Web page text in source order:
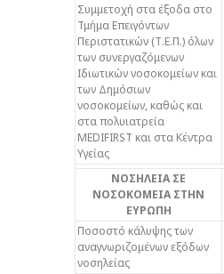
Συμμετοχή στα έξοδα στο
Τμήμα Επειγόντων
Περιστατικών (Τ.Ε.Π.) όλων
των συνεργαζόμενων
Ιδιωτικών νοσοκομείων και
των Δημόσιων
νοσοκομείων, καθώς και
στα πολυιατρεία
MEDIFIRST και στα Κέντρα
Υγείας
ΝΟΣΗΛΕΙΑ ΣΕ
ΝΟΣΟΚΟΜΕΙΑ ΣΤΗΝ
ΕΥΡΩΠΗ
Ποσοστό κάλυψης των
αναγνωριζομένων εξόδων
νοσηλείας